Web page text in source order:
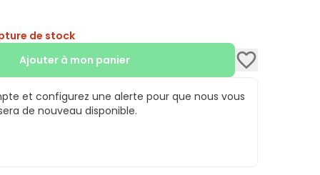
de stock
Ajouter à mon panier
et configurez une alerte pour que nous vous
de nouveau disponible.